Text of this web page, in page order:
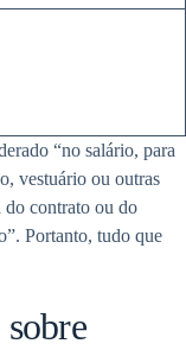
“no salário, para
vestuário ou outras
do contrato ou do
Portanto, tudo que